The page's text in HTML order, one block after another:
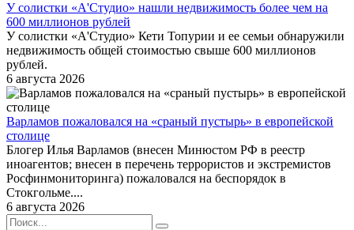
У солистки «А'Студио» нашли недвижимость более чем на
600 миллионов рублей
У солистки «А'Студио» Кети Топурии и ее семьи обнаружили
недвижимость общей стоимостью свыше 600 миллионов
рублей.
6 августа 2026
Варламов пожаловался на «сраный пустырь» в европейской
столице
Блогер Илья Варламов (внесен Минюстом РФ в реестр
иноагентов; внесен в перечень террористов и экстремистов
Росфинмониторинга) пожаловался на беспорядок в
Стокгольме....
6 августа 2026